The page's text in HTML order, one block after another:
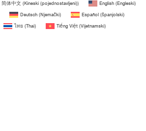
简体中文 (Kineski (pojednostavljeni)) English (Engleski)
Deutsch (Njemački) Español (španjolski)
ไทย (Thai) Tiếng Việt (Vijetnamski)